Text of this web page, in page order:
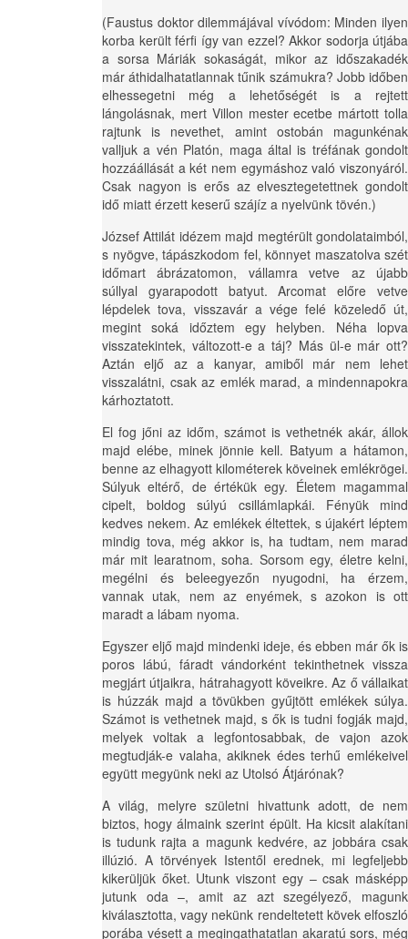
(Faustus doktor dilemmájával vívódom: Minden ilyen
korba került férfi így van ezzel? Akkor sodorja útjába
a sorsa Máriák sokaságát, mikor az időszakadék
már áthidalhatatlannak tűnik számukra? Jobb időben
elhessegetni még a lehetőségét is a rejtett
lángolásnak, mert Villon mester ecetbe mártott tolla
rajtunk is nevethet, amint ostobán magunkénak
valljuk a vén Platón, maga által is tréfának gondolt
hozzáállását a két nem egymáshoz való viszonyáról.
Csak nagyon is erős az elvesztegetettnek gondolt
idő miatt érzett keserű szájíz a nyelvünk tövén.)
József Attilát idézem majd megtérült gondolataimból,
s nyögve, tápászkodom fel, könnyet maszatolva szét
időmart ábrázatomon, vállamra vetve az újabb
súllyal gyarapodott batyut. Arcomat előre vetve
lépdelek tova, visszavár a vége felé közeledő út,
megint soká időztem egy helyben. Néha lopva
visszatekintek, változott-e a táj? Más ül-e már ott?
Aztán eljő az a kanyar, amiből már nem lehet
visszalátni, csak az emlék marad, a mindennapokra
kárhoztatott.
El fog jőni az időm, számot is vethetnék akár, állok
majd elébe, minek jönnie kell. Batyum a hátamon,
benne az elhagyott kilométerek köveinek emlékrögei.
Súlyuk eltérő, de értékük egy. Életem magammal
cipelt, boldog súlyú csillámlapkái. Fényük mind
kedves nekem. Az emlékek éltettek, s újakért léptem
mindig tova, még akkor is, ha tudtam, nem marad
már mit learatnom, soha. Sorsom egy, életre kelni,
megélni és beleegyezőn nyugodni, ha érzem,
vannak utak, nem az enyémek, s azokon is ott
maradt a lábam nyoma.
Egyszer eljő majd mindenki ideje, és ebben már ők is
poros lábú, fáradt vándorként tekinthetnek vissza
megjárt útjaikra, hátrahagyott köveikre. Az ő vállaikat
is húzzák majd a tövükben gyűjtött emlékek súlya.
Számot is vethetnek majd, s ők is tudni fogják majd,
melyek voltak a legfontosabbak, de vajon azok
megtudják-e valaha, akiknek édes terhű emlékeivel
együtt megyünk neki az Utolsó Átjárónak?
A világ, melyre születni hivattunk adott, de nem
biztos, hogy álmaink szerint épült. Ha kicsit alakítani
is tudunk rajta a magunk kedvére, az jobbára csak
illúzió. A törvények Istentől erednek, mi legfeljebb
kikerüljük őket. Utunk viszont egy – csak másképp
jutunk oda –, amit az azt szegélyező, magunk
kiválasztotta, vagy nekünk rendeltetett kövek elfoszló
porába vésett a megingathatatlan akaratú sors, még